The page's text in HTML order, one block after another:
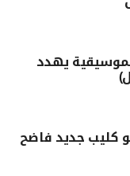
يهدد
كليب جديد فاضح